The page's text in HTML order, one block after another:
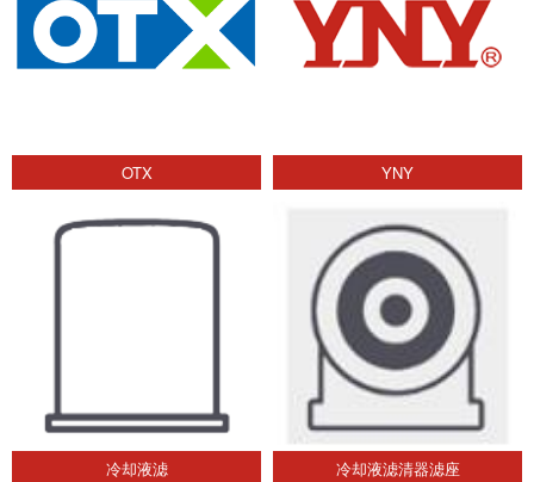
OTX YNY
冷却液滤 冷却液滤清器滤座